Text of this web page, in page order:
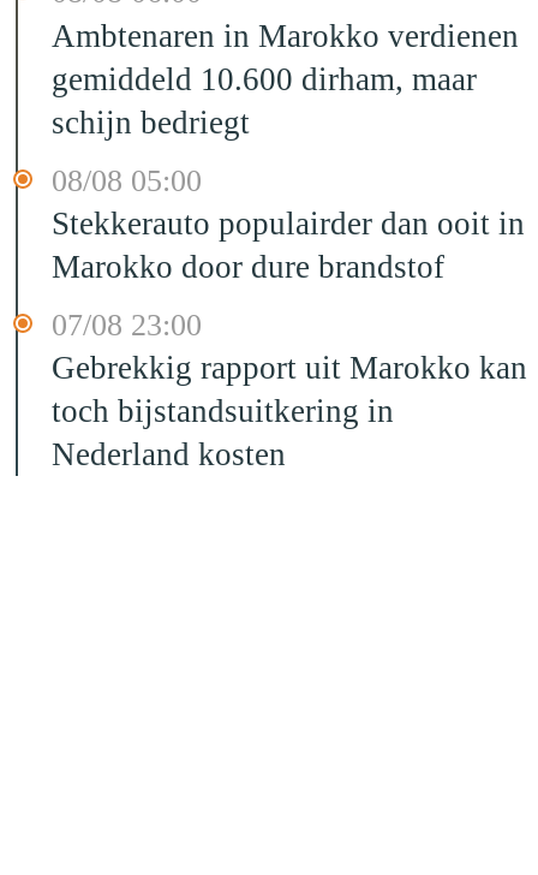
Ambtenaren in Marokko verdienen
gemiddeld 10.600 dirham, maar
schijn bedriegt
08/08 05:00
Stekkerauto populairder dan ooit in
Marokko door dure brandstof
07/08 23:00
Gebrekkig rapport uit Marokko kan
toch bijstandsuitkering in
Nederland kosten